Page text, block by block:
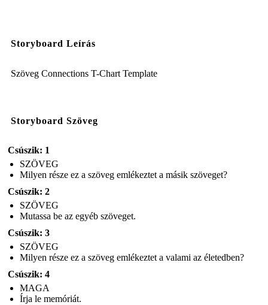
Storyboard Leírás
Szöveg Connections T-Chart Template
Storyboard Szöveg
Csúszik: 1
SZÖVEG
Milyen része ez a szöveg emlékeztet a másik szöveget?
Csúszik: 2
SZÖVEG
Mutassa be az egyéb szöveget.
Csúszik: 3
SZÖVEG
Milyen része ez a szöveg emlékeztet a valami az életedben?
Csúszik: 4
MAGA
Írja le memóriát.